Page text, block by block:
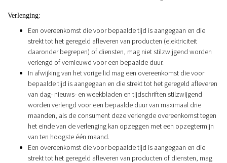
Verlenging:
Een overeenkomst die voor bepaalde tijd is aangegaan en die
strekt tot het geregeld afleveren van producten (elektriciteit
daaronder begrepen) of diensten, mag niet stilzwijgend worden
verlengd of vernieuwd voor een bepaalde duur.
In afwijking van het vorige lid mag een overeenkomst die voor
bepaalde tijd is aangegaan en die strekt tot het geregeld afleveren
van dag- nieuws- en weekbladen en tijdschriften stilzwijgend
worden verlengd voor een bepaalde duur van maximaal drie
maanden, als de consument deze verlengde overeenkomst tegen
het einde van de verlenging kan opzeggen met een opzegtermijn
van ten hoogste één maand.
Een overeenkomst die voor bepaalde tijd is aangegaan en die
strekt tot het geregeld afleveren van producten of diensten, mag